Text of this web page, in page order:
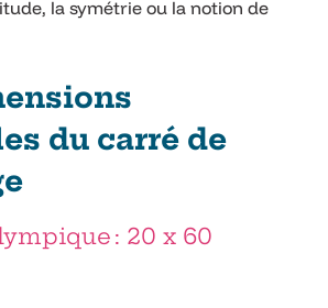
la symétrie ou la notion de
du carré de
: 20 x 60